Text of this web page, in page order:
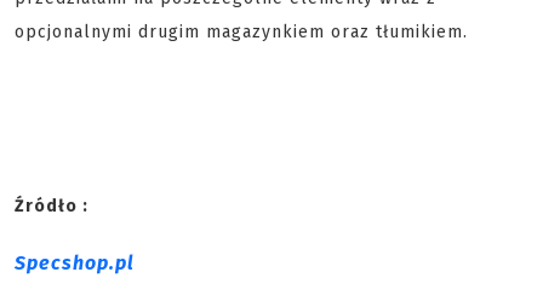
opcjonalnymi drugim magazynkiem oraz tłumikiem.
Źródło :
Specshop.pl